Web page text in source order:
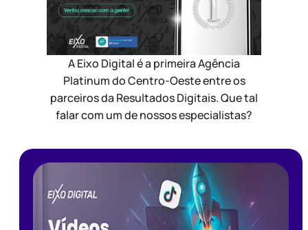
A Eixo Digital é a primeira Agência
Platinum do Centro-Oeste entre os
parceiros da Resultados Digitais. Que tal
falar com um de nossos especialistas?